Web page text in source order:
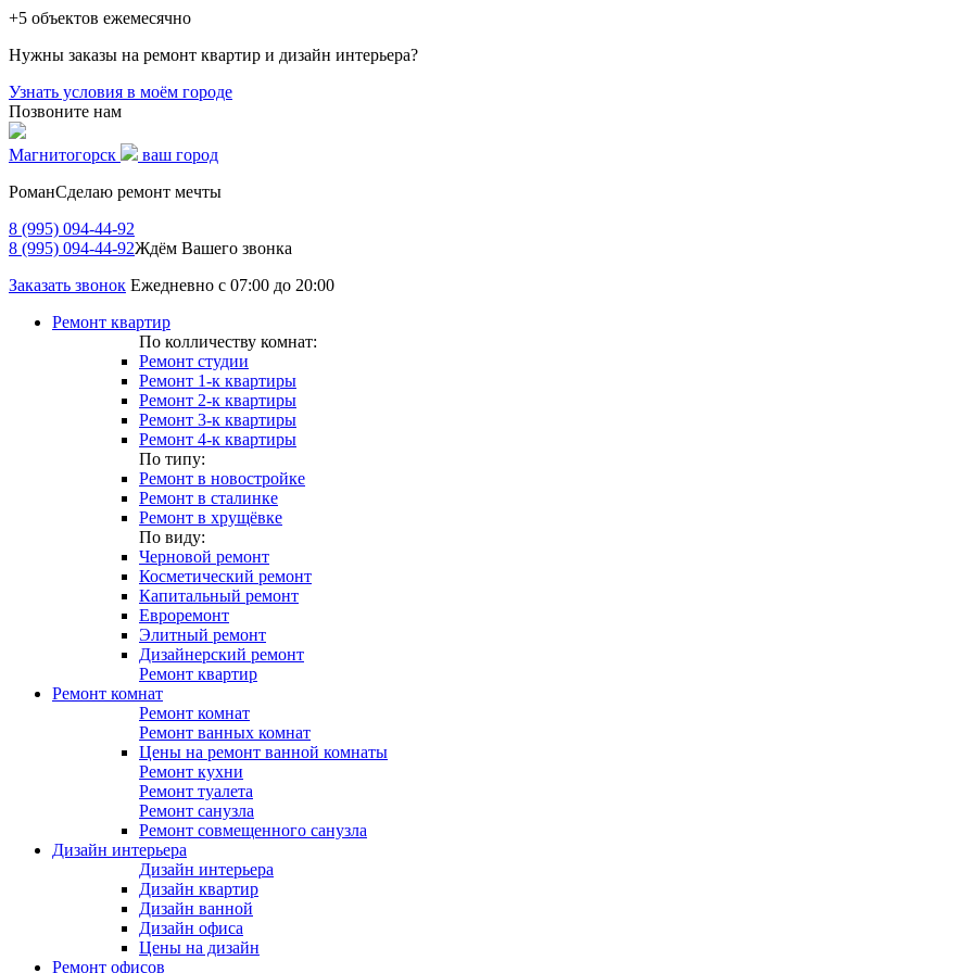
+5 объектов ежемесячно
Нужны заказы на ремонт квартир и дизайн интерьера?
Узнать условия в моём городе
Позвоните нам
Магнитогорск
ваш город
РоманСделаю ремонт мечты
8 (995) 094-44-92
8 (995) 094-44-92Ждём Вашего звонка
Заказать звонок Ежедневно с 07:00 до 20:00
Ремонт квартир
По колличеству комнат:
Ремонт студии
Ремонт 1-к квартиры
Ремонт 2-к квартиры
Ремонт 3-к квартиры
Ремонт 4-к квартиры
По типу:
Ремонт в новостройке
Ремонт в сталинке
Ремонт в хрущёвке
По виду:
Черновой ремонт
Косметический ремонт
Капитальный ремонт
Евроремонт
Элитный ремонт
Дизайнерский ремонт
Ремонт квартир
Ремонт комнат
Ремонт комнат
Ремонт ванных комнат
Цены на ремонт ванной комнаты
Ремонт кухни
Ремонт туалета
Ремонт санузла
Ремонт совмещенного санузла
Дизайн интерьера
Дизайн интерьера
Дизайн квартир
Дизайн ванной
Дизайн офиса
Цены на дизайн
Ремонт офисов